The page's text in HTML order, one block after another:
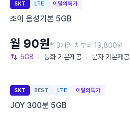
SKT LTE 이달의특가
조이 음성기본 5GB
5GB 통화 기본제공 문자 기본제공
월 90원*13개월 차부터 19,800원
SKT BEST LTE 이달의특가
JOY 300분 5GB